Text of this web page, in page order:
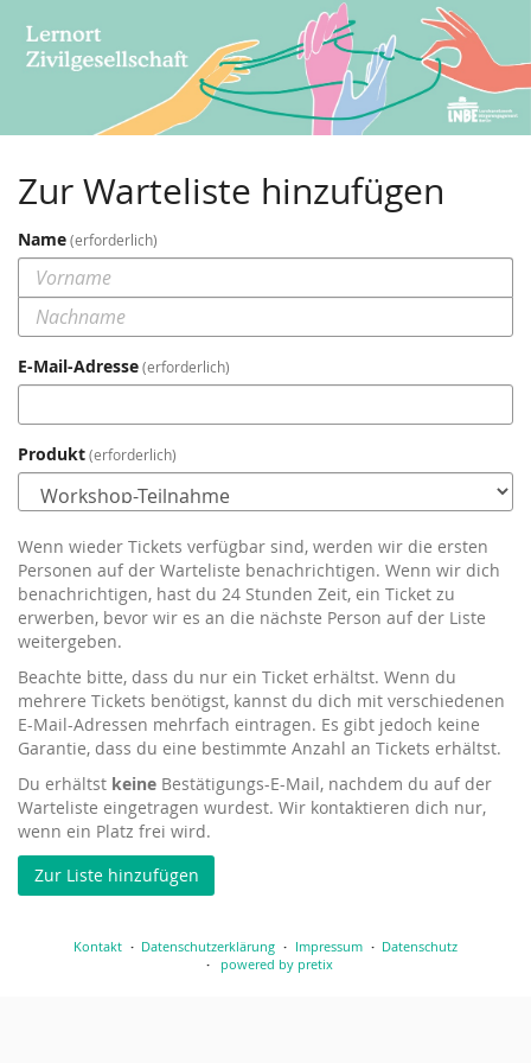
Zum
Haupt-
Inhalt
Zur Warteliste hinzufügen
Name erforderlich
E-Mail-Adresse erforderlich
Produkt erforderlich
Wenn wieder Tickets verfügbar sind, werden wir die ersten
Personen auf der Warteliste benachrichtigen. Wenn wir dich
benachrichtigen, hast du 24 Stunden Zeit, ein Ticket zu
erwerben, bevor wir es an die nächste Person auf der Liste
weitergeben.
Beachte bitte, dass du nur ein Ticket erhältst. Wenn du
mehrere Tickets benötigst, kannst du dich mit verschiedenen
E-Mail-Adressen mehrfach eintragen. Es gibt jedoch keine
Garantie, dass du eine bestimmte Anzahl an Tickets erhältst.
Du erhältst keine Bestätigungs-E-Mail, nachdem du auf der
Warteliste eingetragen wurdest. Wir kontaktieren dich nur,
wenn ein Platz frei wird.
Zur Liste hinzufügen
Kontakt Datenschutzerklärung Impressum
Datenschutz
powered by pretix